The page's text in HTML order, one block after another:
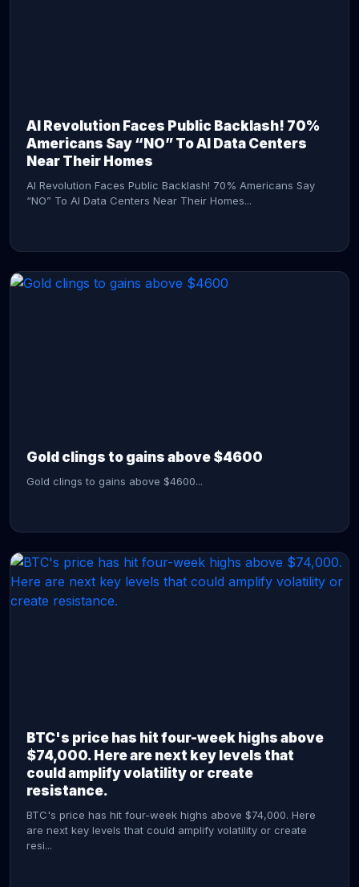
AI Revolution Faces Public Backlash! 70%
Americans Say “NO” To AI Data Centers
Near Their Homes
AI Revolution Faces Public Backlash! 70% Americans Say
“NO” To AI Data Centers Near Their Homes...
Gold clings to gains above $4600
Gold clings to gains above $4600...
BTC's price has hit four-week highs above
$74,000. Here are next key levels that
could amplify volatility or create
resistance.
BTC's price has hit four-week highs above $74,000. Here
are next key levels that could amplify volatility or create
resi...